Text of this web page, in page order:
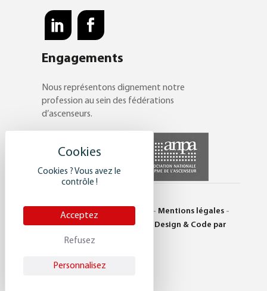
Cookies ? Vous avez le
contrôle !
Acceptez
Refusez
Personnalisez
Engagements
Nous représentons dignement notre
profession au sein des fédérations
d’ascenseurs.
© Saulière 2017 - - Mentions légales-
Politique de confidentialité
Design & Code par